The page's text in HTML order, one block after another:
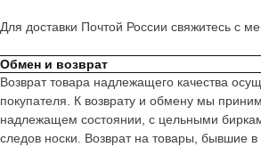
Для доставки Почтой России свяжитесь с
Обмен и возврат
Возврат товара надлежащего качества
покупателя. К возврату и обмену мы
надлежащем состоянии, с цельными
следов носки. Возврат на товары, бывшие в